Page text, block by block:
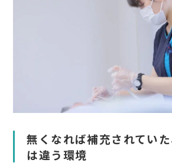
無くなれば補充されてい
は違う環境